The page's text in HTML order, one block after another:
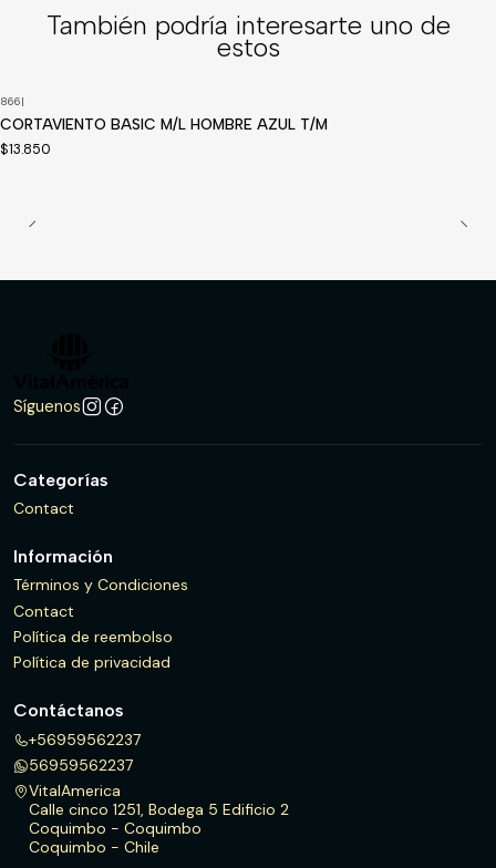
También podría interesarte uno de
estos
866|
CORTAVIENTO BASIC M/L HOMBRE AZUL T/M
$13.850
Síguenos
Categorías
Contact
Información
Términos y Condiciones
Contact
Política de reembolso
Política de privacidad
Contáctanos
+56959562237
56959562237
VitalAmerica
Calle cinco 1251, Bodega 5 Edificio 2
Coquimbo - Coquimbo
Coquimbo - Chile